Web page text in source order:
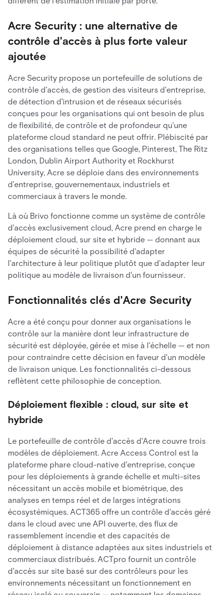
Acre Security : une alternative de
contrôle d'accès à plus forte valeur
ajoutée
Acre Security propose un portefeuille de solutions de
contrôle d'accès, de gestion des visiteurs d'entreprise,
de détection d'intrusion et de réseaux sécurisés
conçues pour les organisations qui ont besoin de plus
de flexibilité, de contrôle et de profondeur qu'une
plateforme cloud standard ne peut offrir. Plébiscité par
des organisations telles que Google, Pinterest, The Ritz
London, Dublin Airport Authority et Rockhurst
University, Acre se déploie dans des environnements
d'entreprise, gouvernementaux, industriels et
commerciaux à travers le monde.
Là où Brivo fonctionne comme un système de contrôle
d'accès exclusivement cloud, Acre prend en charge le
déploiement cloud, sur site et hybride — donnant aux
équipes de sécurité la possibilité d'adapter
l'architecture à leur politique plutôt que d'adapter leur
politique au modèle de livraison d'un fournisseur.
Fonctionnalités clés d'Acre Security
Acre a été conçu pour donner aux organisations le
contrôle sur la manière dont leur infrastructure de
sécurité est déployée, gérée et mise à l'échelle — et non
pour contraindre cette décision en faveur d'un modèle
de livraison unique. Les fonctionnalités ci-dessous
reflètent cette philosophie de conception.
Déploiement flexible : cloud, sur site et
hybride
Le portefeuille de contrôle d'accès d'Acre couvre trois
modèles de déploiement. Acre Access Control est la
plateforme phare cloud-native d'entreprise, conçue
pour les déploiements à grande échelle et multi-sites
nécessitant un accès mobile et biométrique, des
analyses en temps réel et de larges intégrations
écosystémiques. ACT365 offre un contrôle d'accès géré
dans le cloud avec une API ouverte, des flux de
rassemblement incendie et des capacités de
déploiement à distance adaptées aux sites industriels et
commerciaux distribués. ACTpro fournit un contrôle
d'accès sur site basé sur des contrôleurs pour les
environnements nécessitant un fonctionnement en